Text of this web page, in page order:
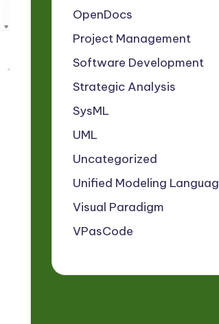
OpenDocs
Project Management
Software Development
Strategic Analysis
SysML
UML
Uncategorized
Unified Modeling
Visual Paradigm
VPasCode